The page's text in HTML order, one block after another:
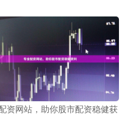
资网站，助你股市配资稳健获